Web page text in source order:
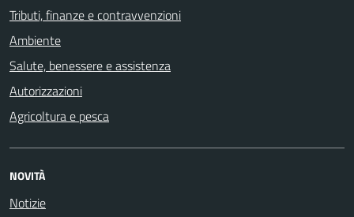
Tributi, finanze e contravvenzioni
Ambiente
Salute, benessere e assistenza
Autorizzazioni
Agricoltura e pesca
NOVITÀ
Notizie